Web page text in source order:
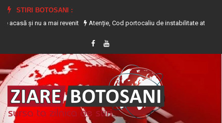
STIRI BOTOSANI :
nu a mai revenit
Atenție, Cod portocaliu de instabilitate atmosferică